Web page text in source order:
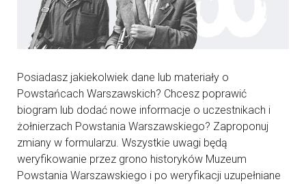
Posiadasz jakiekolwiek dane lub materiały o
Powstańcach Warszawskich? Chcesz poprawić
biogram lub dodać nowe informacje o uczestnikach i
żołnierzach Powstania Warszawskiego? Zaproponuj
zmiany w formularzu. Wszystkie uwagi będą
weryfikowanie przez grono historyków Muzeum
Powstania Warszawskiego i po weryfikacji uzupełniane